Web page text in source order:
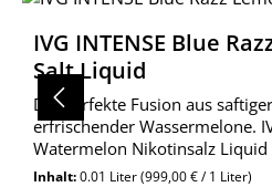
IVG INTENSE Blue
Salt Liquid
Die perfekte Fusion aus
erfrischender Wassermelone.
Watermelon Nikotinsalz
Wolkengarage!
Inhalt:0.01 Liter(999,00 € / 1 Liter)